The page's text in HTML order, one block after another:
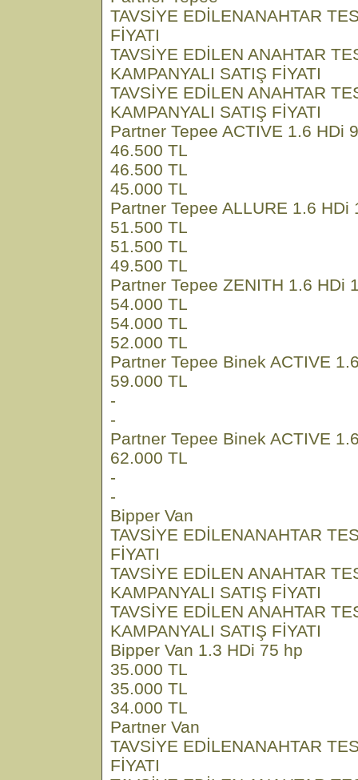
TAVSİYE EDİLENANAHTAR
FİYATI
TAVSİYE EDİLEN ANAHTAR
KAMPANYALI SATIŞ FİYATI
TAVSİYE EDİLEN ANAHTAR
KAMPANYALI SATIŞ FİYATI
Partner Tepee ACTIVE 1.6 HDi
46.500 TL
46.500 TL
45.000 TL
Partner Tepee ALLURE 1.6 HDi
51.500 TL
51.500 TL
49.500 TL
Partner Tepee ZENITH 1.6 HDi
54.000 TL
54.000 TL
52.000 TL
Partner Tepee Binek ACTIVE
59.000 TL
-
-
Partner Tepee Binek ACTIVE
62.000 TL
-
-
Bipper Van
TAVSİYE EDİLENANAHTAR
FİYATI
TAVSİYE EDİLEN ANAHTAR
KAMPANYALI SATIŞ FİYATI
TAVSİYE EDİLEN ANAHTAR
KAMPANYALI SATIŞ FİYATI
Bipper Van 1.3 HDi 75 hp
35.000 TL
35.000 TL
34.000 TL
Partner Van
TAVSİYE EDİLENANAHTAR
FİYATI